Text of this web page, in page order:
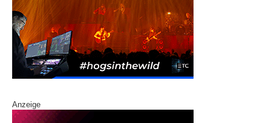
Anzeige